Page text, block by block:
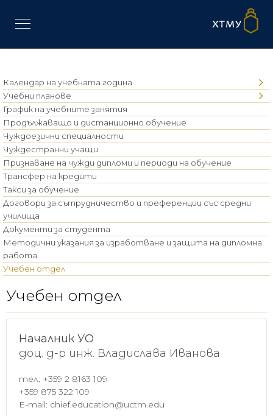
Календар на учебната година
Учебни планове
График на учебните занятия
Продължаващо и дистанционно обучение
Чуждоезични специалности
Чуждестранни учащи
Признаване на чужди дипломи и периоди на обучение
Трансфер на кредити
Такси за обучение
Договори за сътрудничество и преференции със средни
училища
Документи за студента
Методични указания за изработване и защита на дипломна
работа
Учебен отдел
Учебен отдел
Началник УО
доц. д-р инж. Владислава Иванова
тел: +359 2 8163 109
+359 875 322 109
E-mail: chief.education@uctm.edu